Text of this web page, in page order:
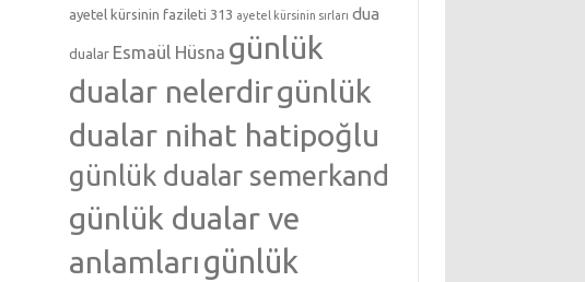
ayetel kürsinin fazileti 313 ayetel kürsinin sırları dua
dualar Esmaül Hüsna günlük
dualar nelerdirgünlük
dualar nihat hatipoğlu
günlük dualar semerkand
günlük dualar ve
anlamlarıgünlük